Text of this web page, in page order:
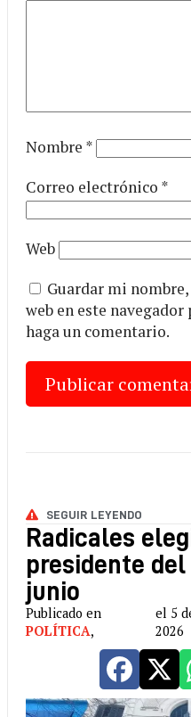
Nombre *
Correo electrónico *
Web
Guardar mi
web en este
haga un comentario.
SEGUIR LEYENDO
Radicales
presidente
junio
Publicado en
POLÍTICA,
el 5
2026